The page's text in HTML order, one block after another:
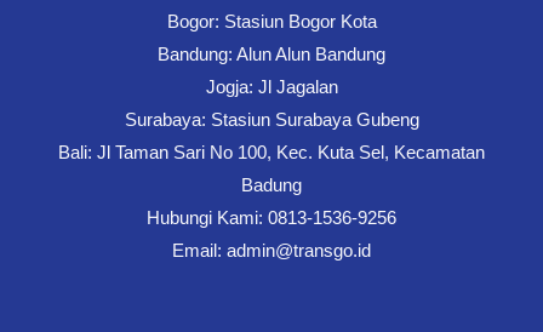
Bogor: Stasiun Bogor Kota
Bandung: Alun Alun Bandung
Jogja: Jl Jagalan
Surabaya: Stasiun Surabaya Gubeng
Bali: Jl Taman Sari No 100, Kec. Kuta Sel, Kecamatan
Badung
Hubungi Kami: 0813-1536-9256
Email: admin@transgo.id